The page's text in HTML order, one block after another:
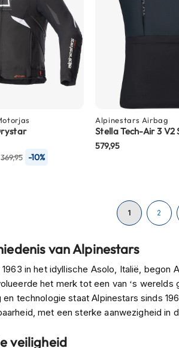
369,95 -10%
Alpinestars Airbag
Stella Tech-Air 3 V2
579,95
Pagina
U lees
1 Pagina
2
van Alpinestars
in het idyllische Asolo, Italië, begon
het merk tot een van ‘s
en technologie staat Alpinestars sinds
met een sterke aanwezigheid in
veiligheid